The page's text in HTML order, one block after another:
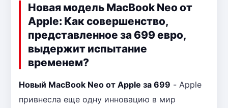
Новая модель MacBook Neo от
Apple: Как совершенство,
представленное за 699 евро,
выдержит испытание
временем?
Новый MacBook Neo от Apple за 699 - Apple
привнесла еще одну инновацию в мир